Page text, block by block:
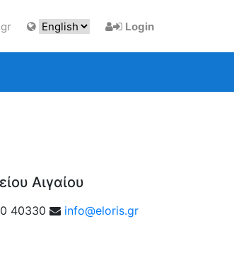
Login
Αιγαίου
40330 info@eloris.gr